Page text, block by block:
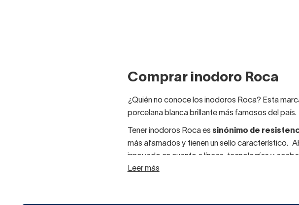
Comprar inodoro Roca
¿Quién no conoce los inodoros Roca? Esta
porcelana blanca brillante más famosos del país.
Tener inodoros Roca es sinónimo de
más afamados y tienen un sello característico.
innovado en cuanto a líneas, tecnologías y
españoles e internacionales.
Leer más